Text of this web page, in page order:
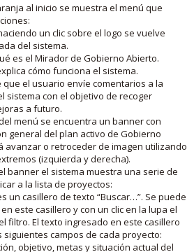
al inicio se muestra el menú que
un clic sobre el logo se vuelve
del sistema.
es el Mirador de Gobierno Abierto.
cómo funciona el sistema.
que el usuario envíe comentarios a la
sistema con el objetivo de recoger
a futuro.
menú se encuentra un banner con
general del plan activo de Gobierno
avanzar o retroceder de imagen utilizando
(izquierda y derecha).
banner el sistema muestra una serie de
a la lista de proyectos:
un casillero de texto “Buscar…”. Se puede
este casillero y con un clic en la lupa el
filtro. El texto ingresado en este casillero
siguientes campos de cada proyecto:
objetivo, metas y situación actual del